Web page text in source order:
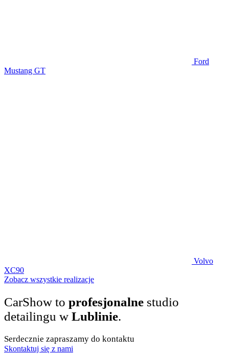
Ford
Mustang GT
Volvo
XC90
Zobacz wszystkie realizacje
CarShow to profesjonalne studio
detailingu w Lublinie.
Serdecznie zapraszamy do kontaktu
Skontaktuj się z nami